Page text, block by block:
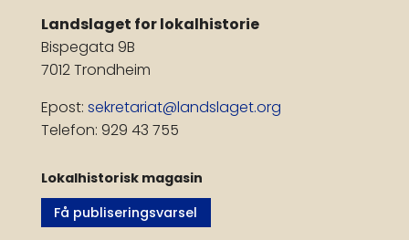
Landslaget for lokalhistorie
Bispegata 9B
7012 Trondheim
Epost: sekretariat@landslaget.org
Telefon: 929 43 755
Lokalhistorisk magasin
Få publiseringsvarsel